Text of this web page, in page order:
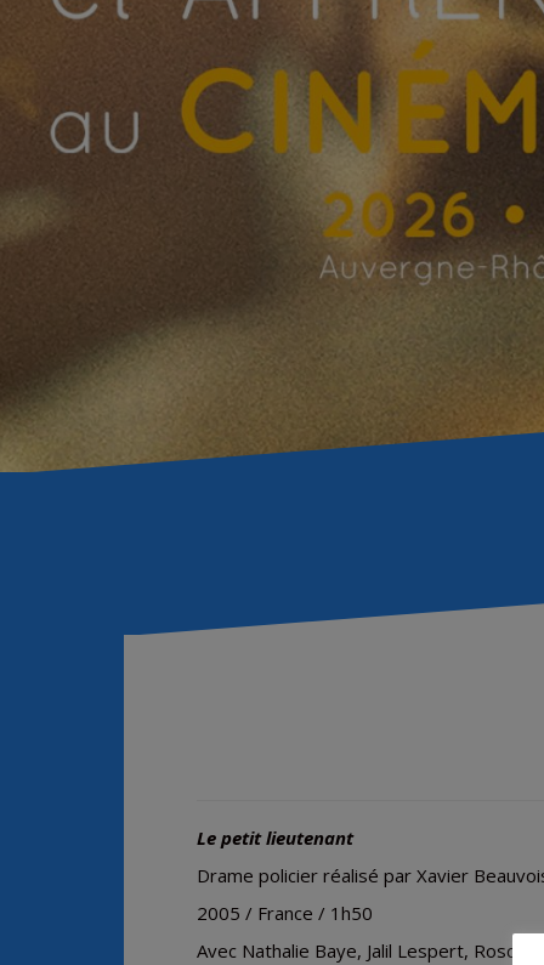
Le petit lieutenant
Drame policier réalisé par Xavier
2005 / France / 1h50
Avec Nathalie Baye, Jalil Lespert, Roschdy